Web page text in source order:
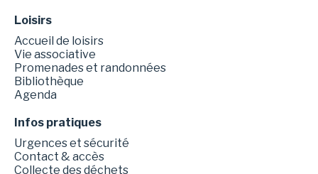
Loisirs
Accueil de loisirs
Vie associative
Promenades et randonnées
Bibliothèque
Agenda
Infos pratiques
Urgences et sécurité
Contact & accès
Collecte des déchets